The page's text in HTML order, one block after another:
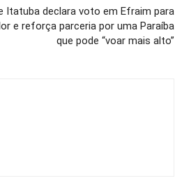
Itatuba declara voto em Efraim para
e reforça parceria por uma Paraíba
que pode “voar mais alto”